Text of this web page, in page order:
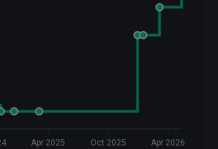
Apr 2025 Oct 2025 Apr 2026